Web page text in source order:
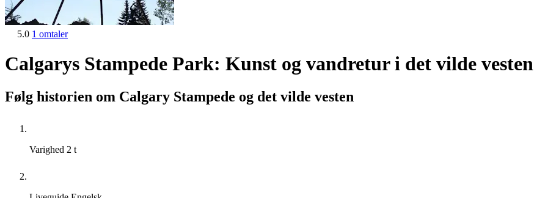
5.0 1 omtaler
Calgarys Stampede Park: Kunst og vandretur i det vilde vesten
Følg historien om Calgary Stampede og det vilde vesten
Varighed 2 t